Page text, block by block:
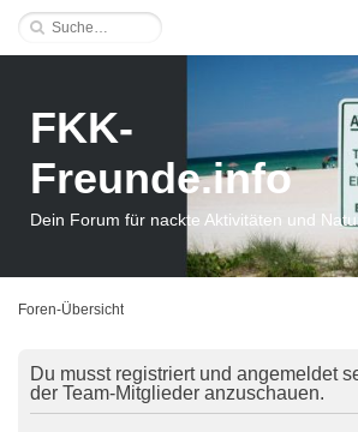
FKK-
Freunde.info
Dein Forum für nackte Aktivitäten und
Foren-Übersicht
Du musst registriert und angemeldet
der Team-Mitglieder anzuschauen.